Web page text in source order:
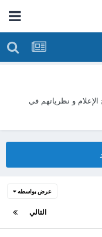
و نظرياتهم في
عرض بواسطه
التالي